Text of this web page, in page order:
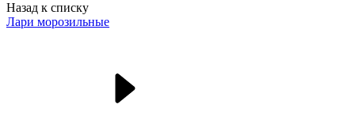
Назад к списку
Лари морозильные